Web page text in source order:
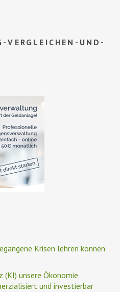
VERGLEICHEN-UND-
Krisen lehren können
unsere Ökonomie
und investierbar